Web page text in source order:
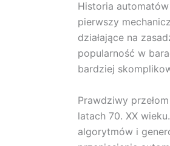
Historia
pierwszy
działające na
popularność w
bardziej
Prawdziwy
latach 70. XX
algorytmów i